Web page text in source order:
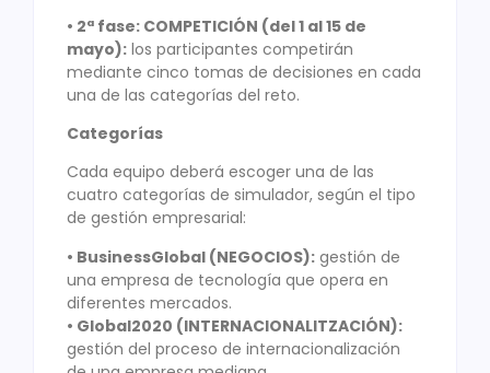
• 2ª fase: COMPETICIÓN (del 1 al 15 de
mayo): los participantes competirán
mediante cinco tomas de decisiones en cada
una de las categorías del reto.
Categorías
Cada equipo deberá escoger una de las
cuatro categorías de simulador, según el tipo
de gestión empresarial:
• BusinessGlobal (NEGOCIOS): gestión de
una empresa de tecnología que opera en
diferentes mercados.
• Global2020 (INTERNACIONALITZACIÓN):
gestión del proceso de internacionalización